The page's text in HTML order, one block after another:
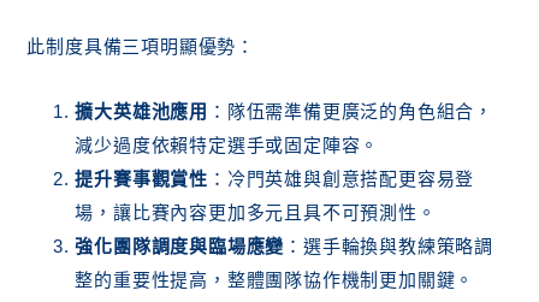
此制度具備三項明顯優勢：
擴大英雄池應用 ：隊伍需準備更廣泛的角色組合，
減少過度依賴特定選手或固定陣容。
提升賽事觀賞性 ：冷門英雄與創意搭配更容易登
場，讓比賽內容更加多元且具不可預測性。
強化團隊調度與臨場應變 ：選手輪換與教練策略調
整的重要性提高，整體團隊協作機制更加關鍵。